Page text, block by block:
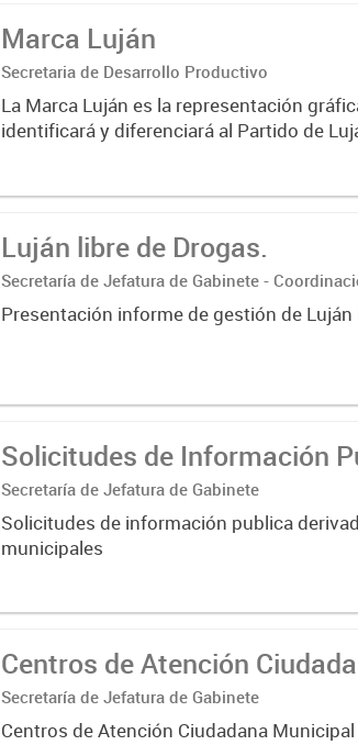
Marca Luján
Secretaria de Desarrollo Productivo
La Marca Luján es la representación
identificará y diferenciará al Partido de
Luján libre de Drogas.
Secretaría de Jefatura de Gabinete -
Presentación informe de gestión de Luján
Solicitudes de Información
Secretaría de Jefatura de Gabinete
Solicitudes de información publica
municipales
Centros de Atención
Secretaría de Jefatura de Gabinete
Centros de Atención Ciudadana Municipal